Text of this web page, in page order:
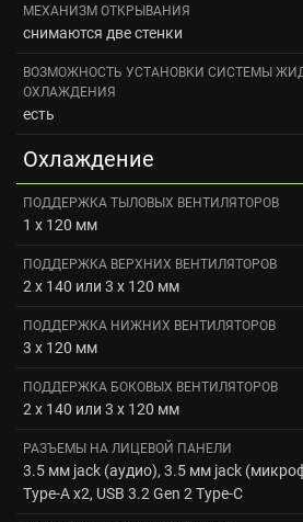
МЕХАНИЗМ ОТКРЫВАНИЯ
снимаются две стенки
ВОЗМОЖНОСТЬ УСТАНОВКИ СИСТЕМЫ
ОХЛАЖДЕНИЯ
есть
Охлаждение
ПОДДЕРЖКА ТЫЛОВЫХ ВЕНТИЛЯТОРОВ
1 x 120 мм
ПОДДЕРЖКА ВЕРХНИХ ВЕНТИЛЯТОРОВ
2 x 140 или 3 x 120 мм
ПОДДЕРЖКА НИЖНИХ ВЕНТИЛЯТОРОВ
3 x 120 мм
ПОДДЕРЖКА БОКОВЫХ ВЕНТИЛЯТОРОВ
2 x 140 или 3 x 120 мм
РАЗЪЕМЫ НА ЛИЦЕВОЙ ПАНЕЛИ
3.5 мм jack (аудио), 3.5 мм jack
Type-A x2, USB 3.2 Gen 2 Type-C